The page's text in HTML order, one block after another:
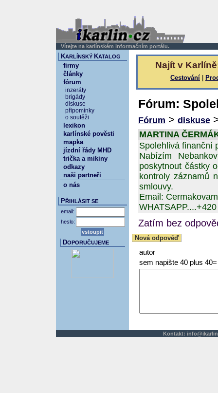
Vítejte na karlínském informačním portálu.
Najít v
Cestování
Fórum:
Fórum > diskuse
MARTINA
Spolehlivá finanční
Nabízím
poskytnout částky
kontroly záznamů
smlouvy.
Email:
Zatím bez
Nová odpověď
autor
sem napište 40 plus 40=
KARLÍNSKÝ KATALOG
firmy
články
fórum
inzeráty
brigády
diskuse
připomínky
o soutěži
lexikon
karlínské pověsti
mapka
jízdní řády MHD
trička a mikiny
odkazy
naši partneři
o nás
PŘIHLÁSIT SE
email:
heslo:
DOPORUČUJEME
Kontakt: